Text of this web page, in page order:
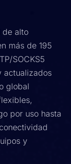
de alto
más de 195
SOCKS5
actualizados
global
por uso hasta
y